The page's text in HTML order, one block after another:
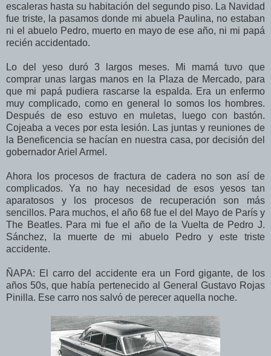
escaleras hasta su habitación del segundo piso. La Navidad
fue triste, la pasamos donde mi abuela Paulina, no estaban
ni el abuelo Pedro, muerto en mayo de ese año, ni mi papá
recién accidentado.
Lo del yeso duró 3 largos meses. Mi mamá tuvo que
comprar unas largas manos en la Plaza de Mercado, para
que mi papá pudiera rascarse la espalda. Era un enfermo
muy complicado, como en general lo somos los hombres.
Después de eso estuvo en muletas, luego con bastón.
Cojeaba a veces por esta lesión. Las juntas y reuniones de
la Beneficencia se hacían en nuestra casa, por decisión del
gobernador Ariel Armel.
Ahora los procesos de fractura de cadera no son así de
complicados. Ya no hay necesidad de esos yesos tan
aparatosos y los procesos de recuperación son más
sencillos. Para muchos, el año 68 fue el del Mayo de París y
The Beatles. Para mi fue el año de la Vuelta de Pedro J.
Sánchez, la muerte de mi abuelo Pedro y este triste
accidente.
ÑAPA: El carro del accidente era un Ford gigante, de los
años 50s, que había pertenecido al General Gustavo Rojas
Pinilla. Ese carro nos salvó de perecer aquella noche.